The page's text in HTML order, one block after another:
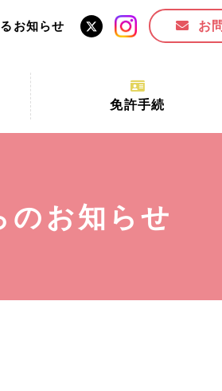
お知らせ お
業
免許手続
手続場所の対象者及び受付
講習時間
のお知らせ